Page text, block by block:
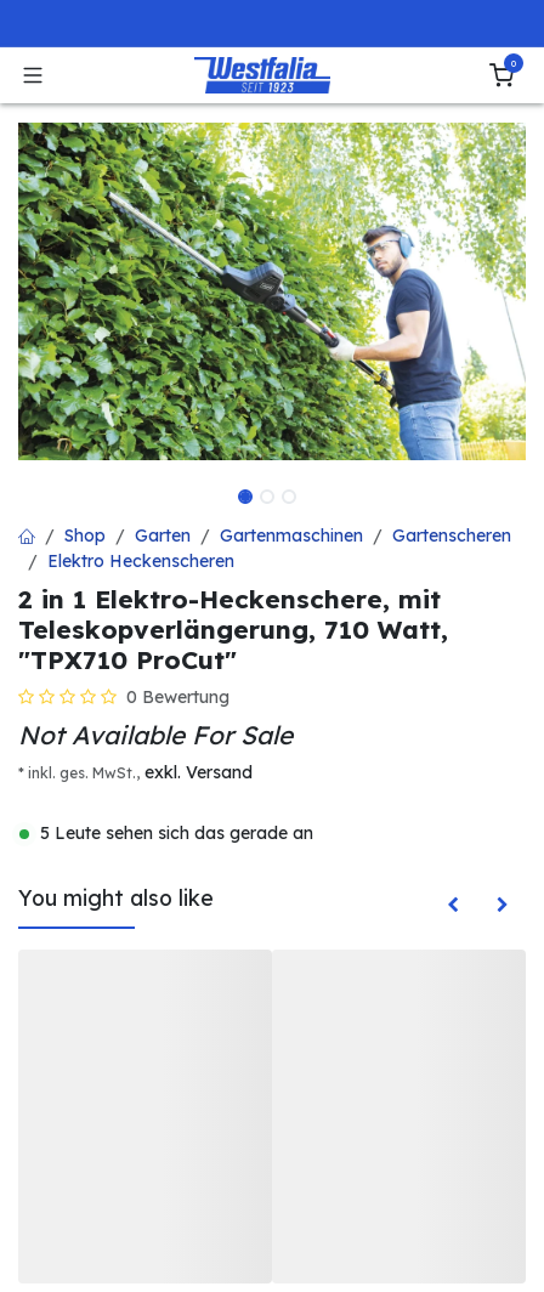
0
Shop Garten Gartenmaschinen
Gartenscheren
Elektro Heckenscheren
2 in 1 Elektro-Heckenschere, mit
Teleskopverlängerung, 710 Watt,
"TPX710 ProCut"
0 Bewertung
Not Available For Sale
* inkl. ges. MwSt., exkl. Versand
5 Leute sehen sich das gerade an
You might also like